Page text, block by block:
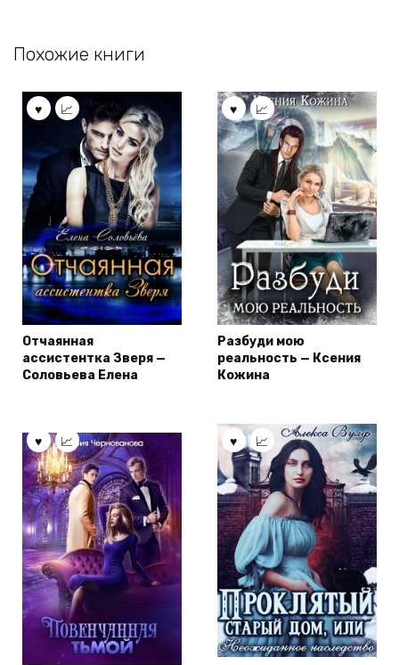
Похожие книги
Отчаянная
ассистентка Зверя —
Соловьева Елена
Разбуди мою
реальность — Ксения
Кожина